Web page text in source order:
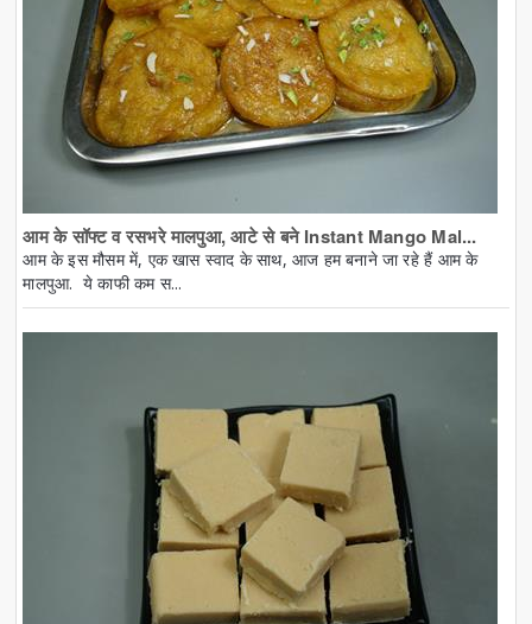
आम के सॉफ्ट व रसभरे मालपुआ, आटे से बने Instant Mango Mal...
आम के इस मौसम में, एक खास स्वाद के साथ, आज हम बनाने जा रहे हैं आम के
मालपुआ. ये काफी कम स...